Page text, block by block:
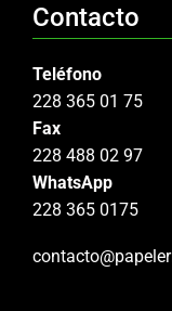
Contacto
Teléfono
228 365 01 75
Fax
228 488 02 97
WhatsApp
228 365 0175